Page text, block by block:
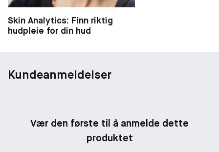
Skin Analytics: Finn riktig
hudpleie for din hud
Kundeanmeldelser
Vær den første til å anmelde dette
produktet